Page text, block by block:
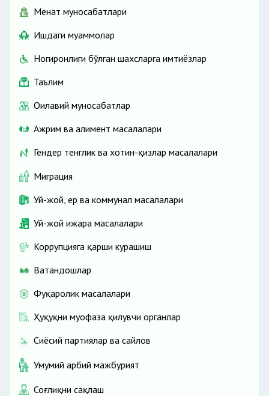
Меҳнат муносабатлари
Ишдаги муаммолар
Ногиронлиги бўлган шахсларга имтиёзлар
Таълим
Оилавий муносабатлар
Ажрим ва алимент масалалари
Гендер тенглик ва хотин-қизлар масалалари
Миграция
Уй-жой, ер ва коммунал масалалари
Уй-жой ижара масалалари
Коррупцияга қарши курашиш
Ватандошлар
Фуқаролик масалалари
Ҳуқуқни муҳофаза қилувчи органлар
Сиёсий партиялар ва сайлов
Умумий ҳарбий мажбурият
Соғлиқни сақлаш